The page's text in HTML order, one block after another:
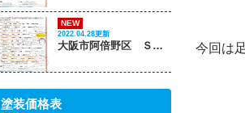
今回は
NEW
2022.04.28更新
大阪市阿倍野区 Ｓ様邸
塗装価格表